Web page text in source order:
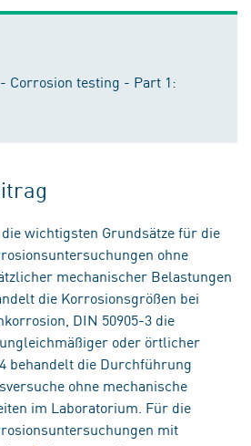
Corrosion testing - Part 1:
wichtigsten Grundsätze für die
ohne
mechanischer Belastungen
die Korrosionsgrößen bei
DIN 50905-3 die
oder örtlicher
behandelt die Durchführung
ohne mechanische
im Laboratorium. Für die
mit